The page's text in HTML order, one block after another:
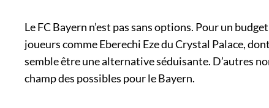
Le FC Bayern n’est pas sans options. Pour un
joueurs comme Eberechi Eze du Crystal Palace,
semble être une alternative séduisante. D’autres
champ des possibles pour le Bayern.